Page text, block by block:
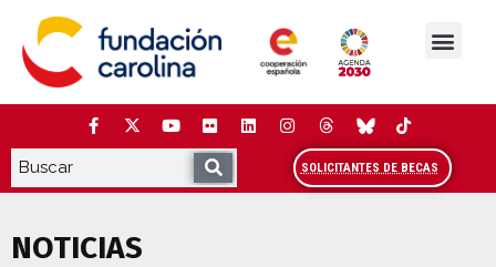
contenido
SOLICITANTES DE BECAS
NOTICIAS